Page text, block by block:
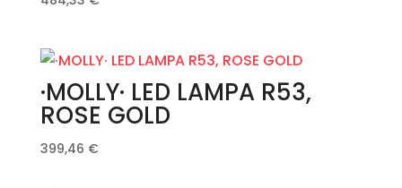
·MOLLY· LED LAMPA R53,
ROSE GOLD
399,46 €